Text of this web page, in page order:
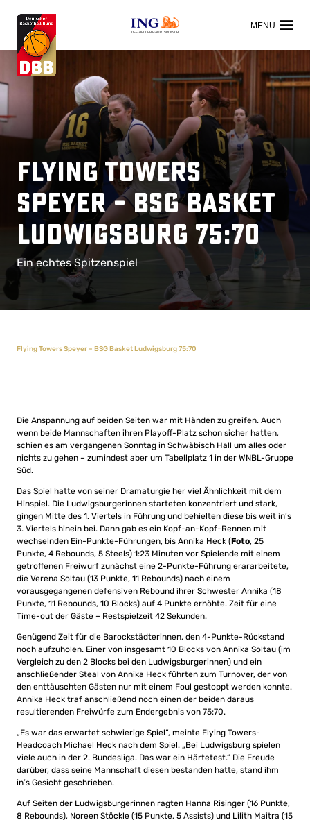
OFFIZIELLER HAUPTSPONSOR
Flying Towers
Speyer – BSG Basket
Ludwigsburg 75:70
Ein echtes Spitzenspiel
Flying Towers Speyer – BSG Basket Ludwigsburg 75:70
Die Anspannung auf beiden Seiten war mit Händen zu greifen. Auch
wenn beide Mannschaften ihren Playoff-Platz schon sicher hatten,
schien es am vergangenen Sonntag in Schwäbisch Hall um alles oder
nichts zu gehen – zumindest aber um Tabellplatz 1 in der WNBL-Gruppe
Süd.
Das Spiel hatte von seiner Dramaturgie her viel Ähnlichkeit mit dem
Hinspiel. Die Ludwigsburgerinnen starteten konzentriert und stark,
gingen Mitte des 1. Viertels in Führung und behielten diese bis weit in’s
3. Viertels hinein bei. Dann gab es ein Kopf-an-Kopf-Rennen mit
wechselnden Ein-Punkte-Führungen, bis Annika Heck (Foto, 25
Punkte, 4 Rebounds, 5 Steels) 1:23 Minuten vor Spielende mit einem
getroffenen Freiwurf zunächst eine 2-Punkte-Führung erararbeitete,
die Verena Soltau (13 Punkte, 11 Rebounds) nach einem
vorausgegangenen defensiven Rebound ihrer Schwester Annika (18
Punkte, 11 Rebounds, 10 Blocks) auf 4 Punkte erhöhte. Zeit für eine
Time-out der Gäste – Restspielzeit 42 Sekunden.
Genügend Zeit für die Barockstädterinnen, den 4-Punkte-Rückstand
noch aufzuholen. Einer von insgesamt 10 Blocks von Annika Soltau (im
Vergleich zu den 2 Blocks bei den Ludwigsburgerinnen) und ein
anschließender Steal von Annika Heck führten zum Turnover, der von
den enttäuschten Gästen nur mit einem Foul gestoppt werden konnte.
Annika Heck traf anschließend noch einen der beiden daraus
resultierenden Freiwürfe zum Endergebnis von 75:70.
„Es war das erwartet schwierige Spiel“, meinte Flying Towers-
Headcoach Michael Heck nach dem Spiel. „Bei Ludwigsburg spielen
viele auch in der 2. Bundesliga. Das war ein Härtetest.“ Die Freude
darüber, dass seine Mannschaft diesen bestanden hatte, stand ihm
in’s Gesicht geschrieben.
Auf Seiten der Ludwigsburgerinnen ragten Hanna Risinger (16 Punkte,
8 Rebounds), Noreen Stöckle (15 Punkte, 5 Assists) und Lilith Maitra (15